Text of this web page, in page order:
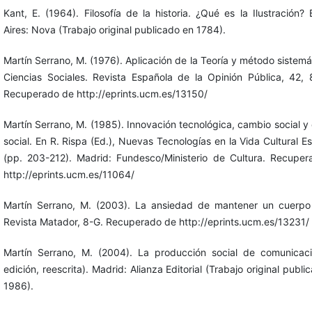
Kant, E. (1964). Filosofía de la historia. ¿Qué es la Ilustración?
Aires: Nova (Trabajo original publicado en 1784).
Martín Serrano, M. (1976). Aplicación de la Teoría y método
Ciencias Sociales. Revista Española de la Opinión Pública, 42,
Recuperado de http://eprints.ucm.es/13150/
Martín Serrano, M. (1985). Innovación tecnológica, cambio social y
social. En R. Rispa (Ed.), Nuevas Tecnologías en la Vida Cultural
(pp. 203-212). Madrid: Fundesco/Ministerio de Cultura.
http://eprints.ucm.es/11064/
Martín Serrano, M. (2003). La ansiedad de mantener un
Revista Matador, 8-G. Recuperado de http://eprints.ucm.es/13231/
Martín Serrano, M. (2004). La producción social de
edición, reescrita). Madrid: Alianza Editorial (Trabajo original
1986).